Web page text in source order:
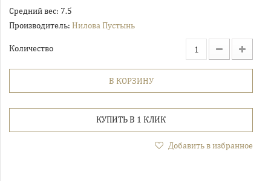
Средний вес: 7.5
Производитель: Нилова Пустынь
Количество
В КОРЗИНУ
КУПИТЬ В 1 КЛИК
Добавить в избранное